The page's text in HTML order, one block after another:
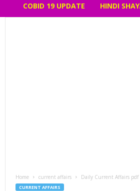
COBID 19 UPDATE HINDI
Home current affairs Daily Current Affairs
CURRENT AFFAIRS